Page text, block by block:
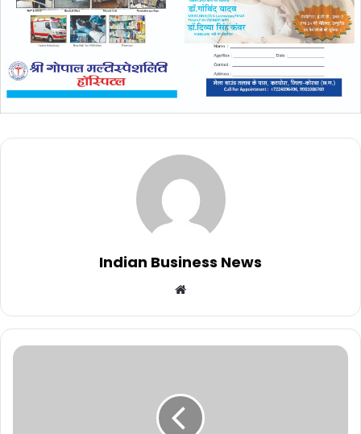
Indian Business News
Website